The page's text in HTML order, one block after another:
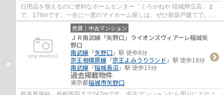
日用品を揃えるのに便利なホームセンター「くろがねや 稲城押立店」ま
で、178mです。一生に一度のマイホーム探しは、ぜひ新築戸建てで。お
客様によって、物件へ求める条件というのは大...
売買｜中古マンション
ＪＲ南武線「矢野口」ライオンズヴィアーレ稲城矢
野口
南武線 「矢野口 」駅 徒歩8分
京王相模原線 「京王よみうりランド 」駅 徒歩18分
南武線 「稲城長沼」駅 徒歩15分
過去掲載物件
東京都稲城市矢野口